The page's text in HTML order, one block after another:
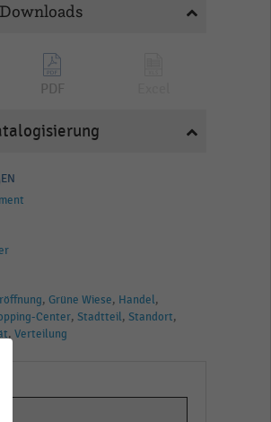
Downloads
PDF
Grüne Wiese Handel
Center Stadtteil Standort
Verteilung